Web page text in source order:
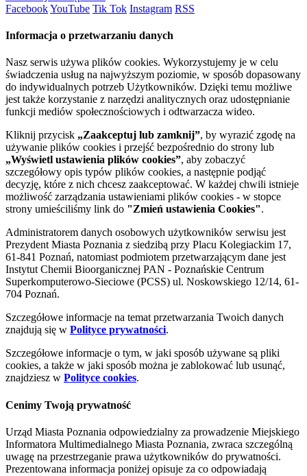
FacebookYouTube Tik Tok Instagram RSS
Informacja o przetwarzaniu danych
Nasz serwis używa plików cookies. Wykorzystujemy je w celu
świadczenia usług na najwyższym poziomie, w sposób dopasowany
do indywidualnych potrzeb Użytkowników. Dzięki temu możliwe
jest także korzystanie z narzędzi analitycznych oraz udostępnianie
funkcji mediów społecznościowych i odtwarzacza wideo.
Kliknij przycisk „Zaakceptuj lub zamknij”, by wyrazić zgodę na
używanie plików cookies i przejść bezpośrednio do strony lub
„Wyświetl ustawienia plików cookies”, aby zobaczyć
szczegółowy opis typów plików cookies, a następnie podjąć
decyzję, które z nich chcesz zaakceptować. W każdej chwili istnieje
możliwość zarządzania ustawieniami plików cookies - w stopce
strony umieściliśmy link do "Zmień ustawienia Cookies".
Administratorem danych osobowych użytkowników serwisu jest
Prezydent Miasta Poznania z siedzibą przy Placu Kolegiackim 17,
61-841 Poznań, natomiast podmiotem przetwarzającym dane jest
Instytut Chemii Bioorganicznej PAN - Poznańskie Centrum
Superkomputerowo-Sieciowe (PCSS) ul. Noskowskiego 12/14, 61-
704 Poznań.
Szczegółowe informacje na temat przetwarzania Twoich danych
znajdują się w Polityce prywatności.
Szczegółowe informacje o tym, w jaki sposób używane są pliki
cookies, a także w jaki sposób można je zablokować lub usunąć,
znajdziesz w Polityce cookies.
Cenimy Twoją prywatność
Urząd Miasta Poznania odpowiedzialny za prowadzenie Miejskiego
Informatora Multimedialnego Miasta Poznania, zwraca szczególną
uwagę na przestrzeganie prawa użytkowników do prywatności.
Prezentowana informacja poniżej opisuje za co odpowiadają